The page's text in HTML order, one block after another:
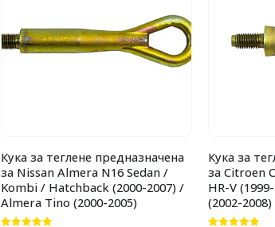
Кука за теглене предназначена
за Nissan Almera N16 Sedan /
Kombi / Hatchback (2000-2007) /
Almera Tino (2000-2005)
Кука за
за Citroen
HR-V
(2002-2008)